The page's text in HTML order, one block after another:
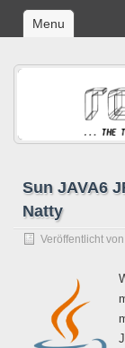
Menu
Sun JAVA6
Natty
Veröffentlicht von